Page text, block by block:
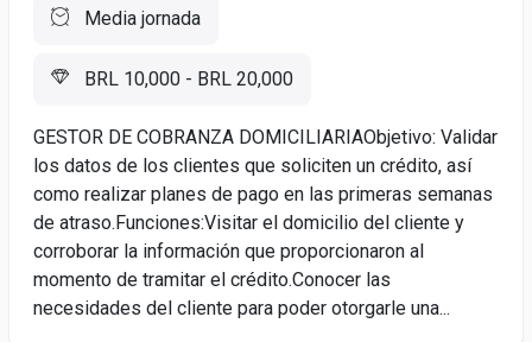
Media jornada
BRL 10,000 - BRL 20,000
GESTOR DE COBRANZA DOMICILIARIAObjetivo: Validar
los datos de los clientes que soliciten un crédito, así
como realizar planes de pago en las primeras semanas
de atraso.Funciones:Visitar el domicilio del cliente y
corroborar la información que proporcionaron al
momento de tramitar el crédito.Conocer las
necesidades del cliente para poder otorgarle una...